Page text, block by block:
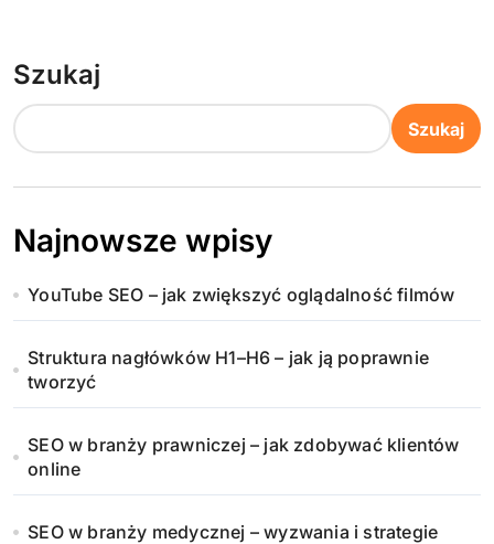
Szukaj
Szukaj
Najnowsze wpisy
YouTube SEO – jak zwiększyć oglądalność filmów
Struktura nagłówków H1–H6 – jak ją poprawnie
tworzyć
SEO w branży prawniczej – jak zdobywać klientów
online
SEO w branży medycznej – wyzwania i strategie